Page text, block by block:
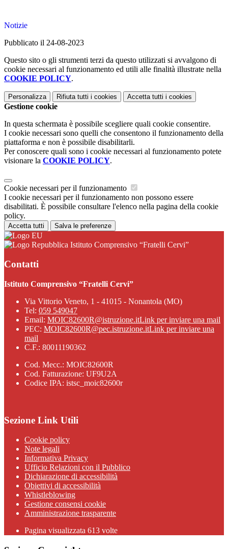
Notizie
Pubblicato il 24-08-2023
Questo sito o gli strumenti terzi da questo utilizzati si avvalgono di
cookie necessari al funzionamento ed utili alle finalità illustrate nella
COOKIE POLICY.
Personalizza Rifiuta tutti i cookies Accetta tutti i cookies
Gestione cookie
In questa schermata è possibile scegliere quali cookie consentire.
I cookie necessari sono quelli che consentono il funzionamento della
piattaforma e non è possibile disabilitarli.
Per conoscere quali sono i cookie necessari al funzionamento potete
visionare la COOKIE POLICY.
Cookie necessari per il funzionamento
I cookie necessari per il funzionamento non possono essere
disabilitati. È possibile consultare l'elenco nella pagina della cookie
policy.
Accetta tutti Salva le preferenze
Istituto Comprensivo “Fratelli Cervi”
Contatti
Istituto Comprensivo “Fratelli Cervi”
Via Vittorio Veneto, 1 - 41015 - Nonantola (MO)
Tel: 059 549047
Email: MOIC82600R@istruzione.itLink per inviare una mail
PEC: MOIC82600R@pec.istruzione.itLink per inviare una
mail
C.F.: 80011190362
Cod. Mecc.: MOIC82600R
Cod. Fatturazione: UF9U2A
Codice IPA: istsc_moic82600r
Sezione Link Utili
Cookie policy
Note legali
Informativa Privacy
Ufficio Relazioni con il Pubblico
Dichiarazione di accessibilità
Obiettivi di accessibilità
Whistleblowing
Gestione consensi cookie
Amministrazione trasparente
Pagina visualizzata 613 volte